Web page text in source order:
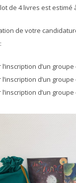
de 4 livres est estimé
de votre
l’inscription d’un
l’inscription d’un
l’inscription d’un